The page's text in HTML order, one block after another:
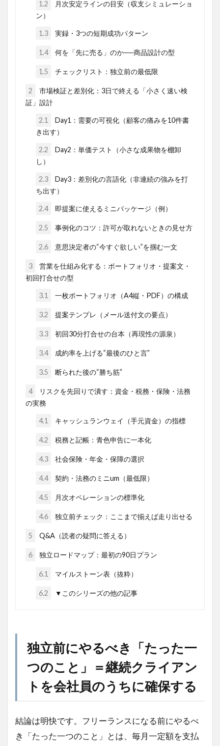
1.2
月次安定ラインの目安（収支シミュレーショ
ン）
1.3 実録・3つの短期成功パターン
1.4 何を「先に売る」のか──商品設計の型
1.5 チェックリスト：独立前の最低限
2
市場検証と差別化：3日で終える「小さく速い検
証」設計
2.1
Day1：需要の可視化（顧客の痛みを10件書
き出す）
2.2
Day2：単価テスト（小さな成果物を棚卸
し）
2.3
Day3：差別化の言語化（非連続の強みを打
ち出す）
2.4 即提案に使えるミニパッケージ（例）
2.5 事例化のコツ：許可が取れないときの見せ方
2.6 意思決定者の“今すぐ欲しい”を掴む一文
3
営業を仕組み化する：ポートフォリオ・提案文・
初回打合せの型
3.1 一枚ポートフォリオ（A4縦・PDF）の構成
3.2 提案テンプレ（メール送付文の要点）
3.3 初回30分打合せの台本（再現性の源泉）
3.4 成約率を上げる“最後のひと言”
3.5 断られた後の“勝ち筋”
4
リスクを先回りで潰す：資金・税務・保険・法務
の実務
4.1 キャッシュランウェイ（手元資金）の指標
4.2 税務と記帳：青色申告に一本化
4.3 社会保険・年金・保障の選択
4.4 契約・法務のミニum（最低限）
4.5 月次オペレーションの標準化
4.6 独立前チェック：ここまで揃えば走り出せる
5 Q&A（読者の疑問に答える）
6 独立ロードマップ：最初の90日プラン
6.1 マイルストーン表（抜粋）
6.2 ▼このシリーズの他の記事
独立前にやるべき「たった一
つのこと」＝継続クライアン
トを会社員のうちに確保する
結論は明快です。フリーランスになる前にやるべ
き「たった一つのこと」とは、毎月一定額を支払